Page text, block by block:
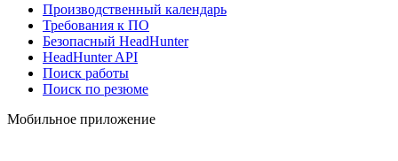
Производственный календарь
Требования к ПО
Безопасный HeadHunter
HeadHunter API
Поиск работы
Поиск по резюме
Мобильное приложение